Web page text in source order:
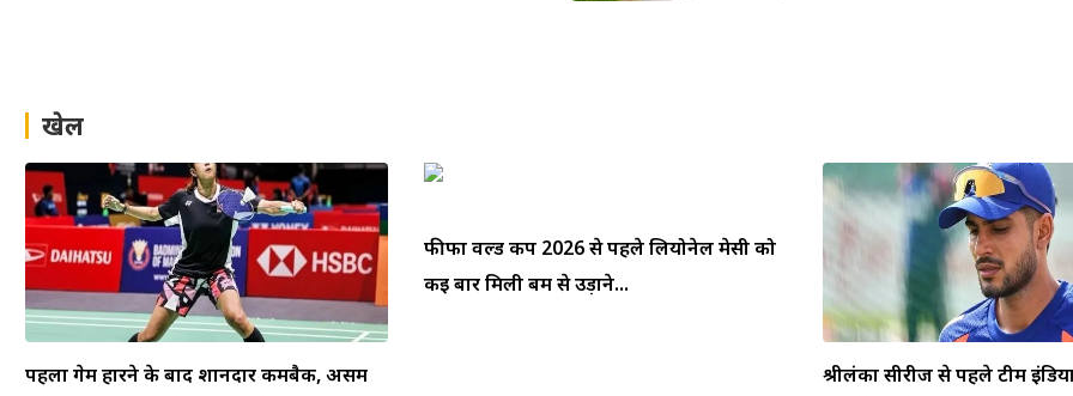
खेल
पहला गेम हारने के बाद शानदार कमबैक, असम
फीफा वर्ल्ड कप 2026 से पहले लियोनेल मेसी को
कई बार मिली बम से उड़ाने...
श्रीलंका सीरीज से पहले टीम